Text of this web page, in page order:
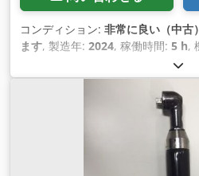
コンディション: 非常に良い（中古）
ます, 製造年: 2024, 稼働時間: 5 h,
, テスト済みで完全に
ントリから: シカゴ エアー式コー
CP8613 充電器付きデモツール +
精度（6シグマ）: +/- 4% Csdpfx
グ回転数: 10 rpm トルク範囲最小/
トルク: 390～1040 Nm 出力: 3/4
ッテリーとリアクションアームを